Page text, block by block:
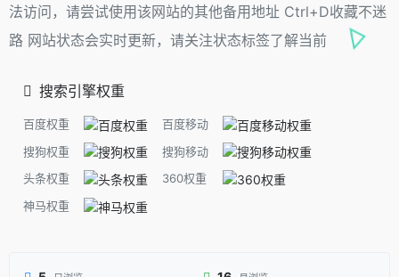
法访问，请尝试使用该网站的其他备用地址 Ctrl+D收藏不迷
路 网站状态会实时更新，请关注状态标签了解当前
搜索引擎权重
百度权重
百度移动
搜狗权重
搜狗移动
头条权重
360权重
神马权重